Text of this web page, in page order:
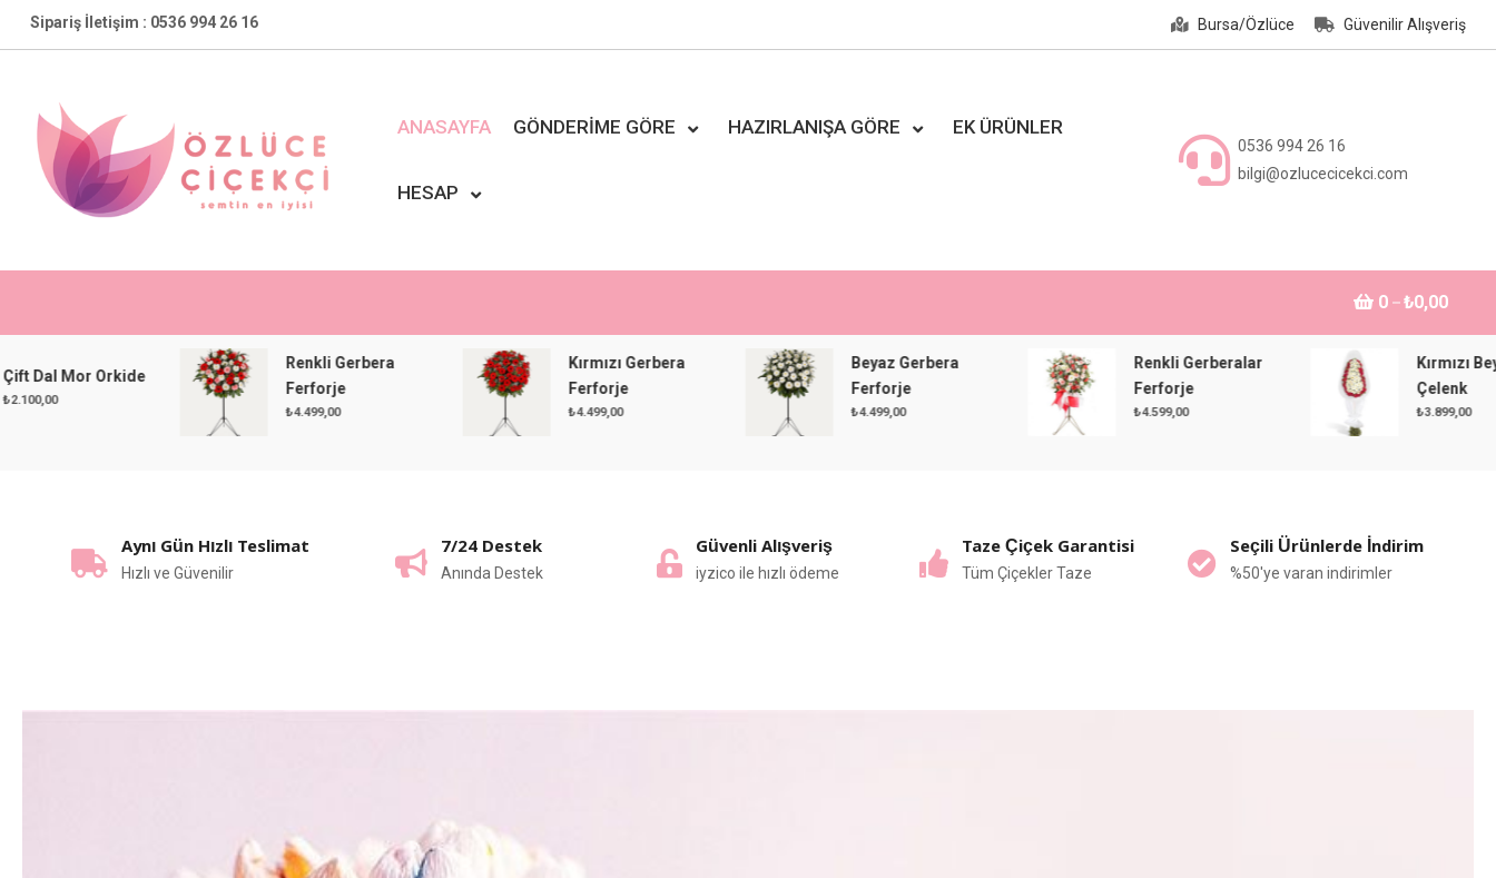
Skip
to
Sipariş İletişim : 0536 994 26 16 Bursa/Özlüce Güvenilir Alışveriş
ANASAYFA GÖNDERIME GÖRE HAZIRLANIŞA GÖRE EK ÜRÜNLER
HESAP
0536 994 26 16
bilgi@ozlucecicekci.com
0 ₺0,00
Mor Orkide
Renkli Gerbera
Ferforje
4.499,00
Kırmızı Gerbera
Ferforje
4.499,00
Beyaz Gerbera
Ferforje
4.499,00
Renkli Gerberalar
Ferforje
4.599,00
Kırmızı Beyaz
Çelenk
3.899,00
Aynı Gün Hızlı Teslimat
Hızlı ve Güvenilir
7/24 Destek
Anında Destek
Güvenli Alışveriş
iyzico ile hızlı ödeme
Taze Çiçek Garantisi
Tüm Çiçekler Taze
Seçili Ürünlerde İndirim
%50'ye varan indirimler